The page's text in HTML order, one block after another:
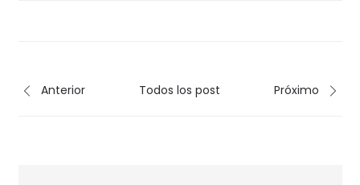
Anterior Todos los post Próximo